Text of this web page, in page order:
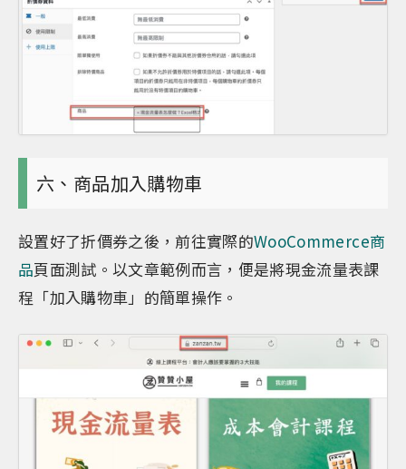
六、商品加入購物車
設置好了折價券之後，前往實際的WooCommerce商
品頁面測試。以文章範例而言，便是將現金流量表課
程「加入購物車」的簡單操作。